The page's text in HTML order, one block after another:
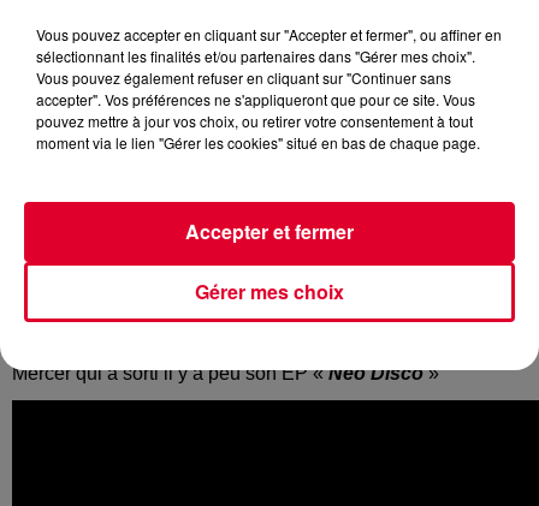
C’est l’un des artistes house de la nouvelle génération, qui
French(où on retrouve égalementDJ Snake) innove avec
des mélanges étonnants.
Parfois dans un grand classicisme disco comme dans «
Monte Carlo», parfois en ajoutant des petites rap comme
Mercer qui a sorti il y a peu son EP «Neo Disco»
Vous pouvez accepter en cliquant sur "Accepter et fermer", ou affiner en
sélectionnant les finalités et/ou partenaires dans "Gérer mes choix".
Vous pouvez également refuser en cliquant sur "Continuer sans
accepter". Vos préférences ne s'appliqueront que pour ce site. Vous
pouvez mettre à jour vos choix, ou retirer votre consentement à tout
moment via le lien "Gérer les cookies" situé en bas de chaque page.
Gérer mes choix
Accepter et fermer